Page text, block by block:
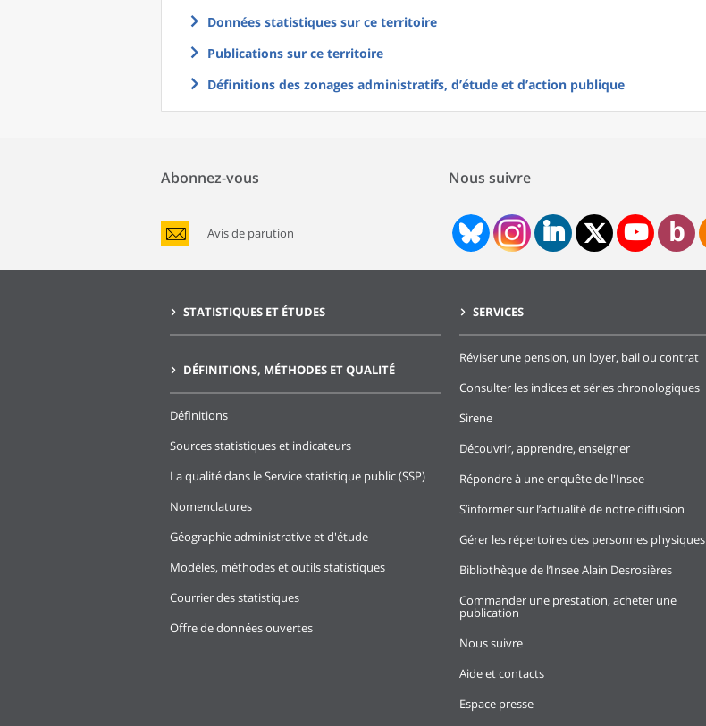
Données statistiques sur ce territoire
Publications sur ce territoire
Définitions des zonages administratifs, d’étude et d’action publique
Abonnez-vous
Avis de parution
Nous suivre
STATISTIQUES ET ÉTUDES
DÉFINITIONS, MÉTHODES ET QUALITÉ
Définitions
Sources statistiques et indicateurs
La qualité dans le Service statistique public (SSP)
Nomenclatures
Géographie administrative et d'étude
Modèles, méthodes et outils statistiques
Courrier des statistiques
Offre de données ouvertes
SERVICES
Réviser une pension, un loyer, bail ou contrat
Consulter les indices et séries chronologiques
Sirene
Découvrir, apprendre, enseigner
Répondre à une enquête de l'Insee
S’informer sur l’actualité de notre diffusion
Gérer les répertoires des personnes physiques
Bibliothèque de l’Insee Alain Desrosières
Commander une prestation, acheter une
publication
Nous suivre
Aide et contacts
Espace presse